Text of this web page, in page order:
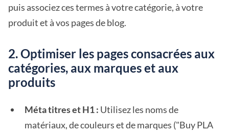
puis associez ces termes à votre catégorie, à votre
produit et à vos pages de blog.
2. Optimiser les pages consacrées aux
catégories, aux marques et aux
produits
Méta titres et H1 : Utilisez les noms de
matériaux, de couleurs et de marques ("Buy PLA